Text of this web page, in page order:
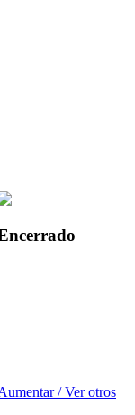
/ Ver otros